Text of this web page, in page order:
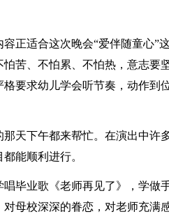
正适合这次晚会“爱伴随童心”
苦、不怕累、不怕热，意志要
要求幼儿学会听节奏，动作到
天下午都来帮忙。在演出中许
能顺利进行。
毕业歌《老师再见了》，学做
母校深深的眷恋，对老师充满